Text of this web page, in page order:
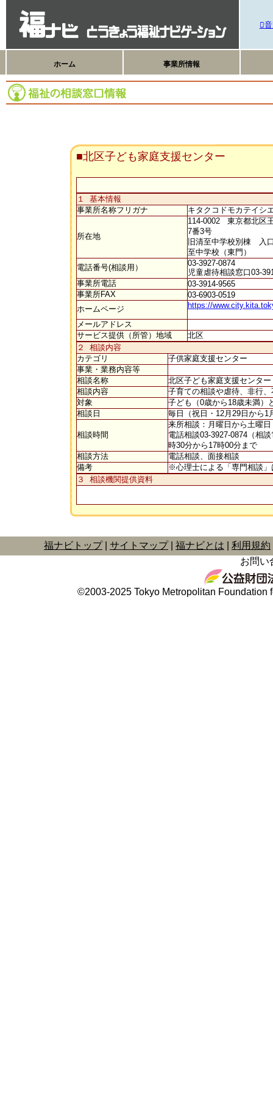
ホーム 事業所情報
■北区子ども家庭支援センター
１ 基本情報
事業所名称フリガナ
キタクコドモカテイシ
所在地
114-0002 東京都北区
7番3号
旧清至中学校別棟 入
至中学校（東門）
電話番号(相談用）
03-3927-0874
児童虐待相談窓口03-
事業所電話
03-3914-9565
事業所FAX
03-6903-0519
ホームページ
https://
メールアドレス
サービス提供（所管）地域
北区
２ 相談内容
カテゴリ
子供家庭支援センター
事業・業務内容等
相談名称
北区子ども家庭支援センター
相談内容
子育ての相談や虐待、非行
対象
子ども（0歳から18歳未満
相談日
毎日（祝日・12月29日から
相談時間
来所相談：月曜日から土曜
電話相談03-3927-0874（相
時30分から17時00分まで
相談方法
電話相談、面接相談
備考
※心理士による「専門相談
３ 相談機関提供資料
福ナビトップ サイトマップ 福ナビとは
利用規約
お問い
©2003-2025 Tokyo Metropolitan